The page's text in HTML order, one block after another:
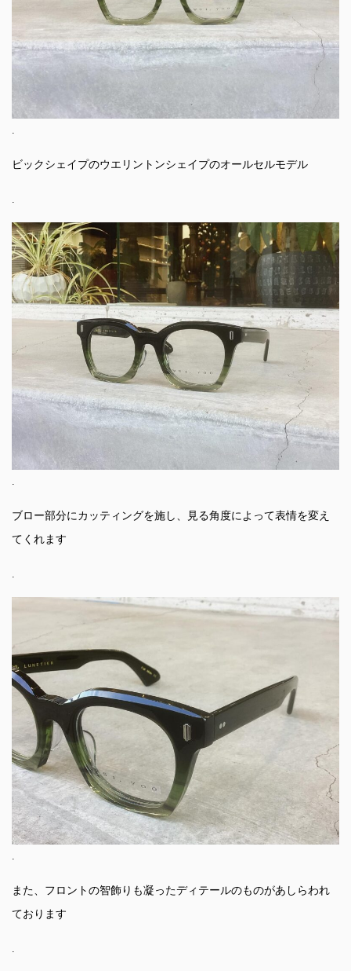
.
ビックシェイプのウエリントンシェイプのオールセルモデル
.
.
ブロー部分にカッティングを施し、見る角度によって表情を変え
てくれます
.
.
また、フロントの智飾りも凝ったディテールのものがあしらわれ
ております
.